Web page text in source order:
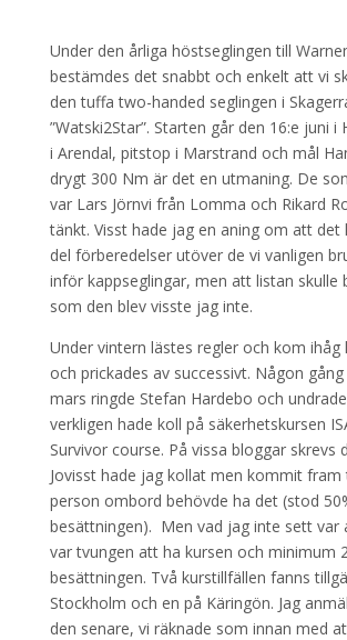
Under den årliga höstseglingen till
bestämdes det snabbt och enkelt att vi
den tuffa two-handed seglingen i
”Watski2Star”. Starten går den 16:e juni i
i Arendal, pitstop i Marstrand och mål
drygt 300 Nm är det en utmaning. De
var Lars Jörnvi från Lomma och Rikard
tänkt. Visst hade jag en aning om att det
del förberedelser utöver de vi vanligen
inför kappseglingar, men att listan skulle
som den blev visste jag inte.
Under vintern lästes regler och kom ihåg
och prickades av successivt. Någon
mars ringde Stefan Hardebo och
verkligen hade koll på säkerhetskursen
Survivor course. På vissa bloggar skrevs
Jovisst hade jag kollat men kommit fram
person ombord behövde ha det (stod
besättningen). Men vad jag inte sett var
var tvungen att ha kursen och minimum
besättningen. Två kurstillfällen fanns
Stockholm och en på Käringön. Jag
den senare, vi räknade som innan med